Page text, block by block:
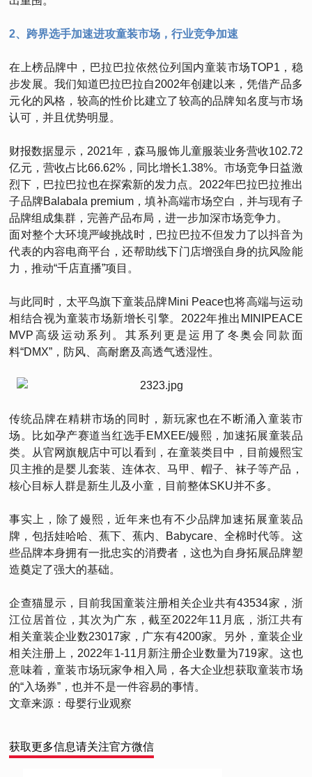
2、跨界选手加速进攻童装市场，行业竞争加速
在上榜品牌中，巴拉巴拉依然位列国内童装市场TOP1，稳
步发展。我们知道巴拉巴拉自2002年创建以来，凭借产品多
元化的风格，较高的性价比建立了较高的品牌知名度与市场
认可，并且优势明显。
财报数据显示，2021年，森马服饰儿童服装业务营收102.72
亿元，营收占比66.62%，同比增长1.38%。市场竞争日益激
烈下，巴拉巴拉也在探索新的发力点。2022年巴拉巴拉推出
子品牌Balabala premium，填补高端市场空白，并与现有子
品牌组成集群，完善产品布局，进一步加深市场竞争力。
面对整个大环境严峻挑战时，巴拉巴拉不但发力了以抖音为
代表的内容电商平台，还帮助线下门店增强自身的抗风险能
力，推动“千店直播”项目。
与此同时，太平鸟旗下童装品牌Mini Peace也将高端与运动
相结合视为童装市场新增长引擎。2022年推出MINIPEACE
MVP高级运动系列。其系列更是运用了冬奥会同款面
料“DMX”，防风、高耐磨及高透气透湿性。
传统品牌在精耕市场的同时，新玩家也在不断涌入童装市
场。比如孕产赛道当红选手EMXEE/嫚熙，加速拓展童装品
类。从官网旗舰店中可以看到，在童装类目中，目前嫚熙宝
贝主推的是婴儿套装、连体衣、马甲、帽子、袜子等产品，
核心目标人群是新生儿及小童，目前整体SKU并不多。
事实上，除了嫚熙，近年来也有不少品牌加速拓展童装品
牌，包括娃哈哈、蕉下、蕉内、Babycare、全棉时代等。这
些品牌本身拥有一批忠实的消费者，这也为自身拓展品牌塑
造奠定了强大的基础。
企查猫显示，目前我国童装注册相关企业共有43534家，浙
江位居首位，其次为广东，截至2022年11月底，浙江共有
相关童装企业数23017家，广东有4200家。另外，童装企业
相关注册上，2022年1-11月新注册企业数量为719家。这也
意味着，童装市场玩家争相入局，各大企业想获取童装市场
的“入场券”，也并不是一件容易的事情。
文章来源：母婴行业观察
获取更多信息请关注官方微信